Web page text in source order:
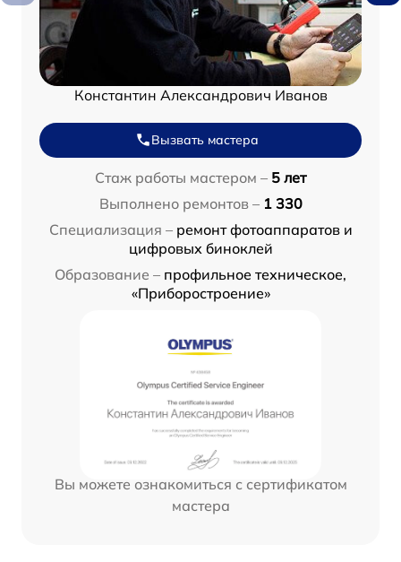
Константин Александрович Иванов
Вызвать мастера
Стаж работы мастером – 5 лет
Выполнено ремонтов – 1 330
Специализация – ремонт фотоаппаратов и
цифровых биноклей
Образование – профильное техническое,
«Приборостроение»
Вы можете ознакомиться с сертификатом
мастера